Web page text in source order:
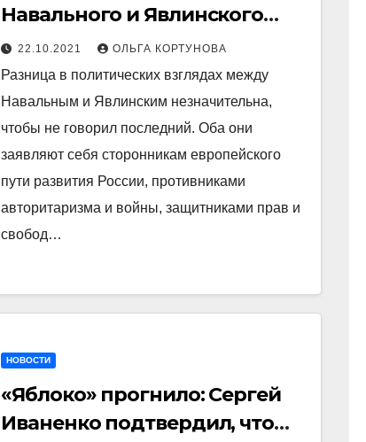
Навального и Явлинского
работа разная, один —
политик, второй имитатор и
аниматор
22.10.2021 ОЛЬГА КОРТУНОВА
Разница в политических взглядах между
Навальным и Явлинским незначительна,
чтобы не говорил последний. Оба они
заявляют себя сторонникам европейского
пути развития России, противниками
авторитаризма и войны, защитниками прав и
свобод…
НОВОСТИ
«Яблоко» прогнило: Сергей
Иваненко подтвердил, что